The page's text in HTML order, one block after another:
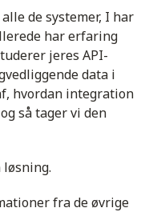
de systemer, I har
har erfaring
jeres API-
data i
hvordan integration
så tager vi den
løsning.
fra de øvrige